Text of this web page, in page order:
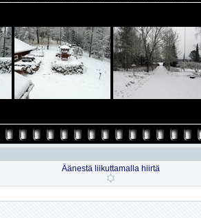
Äänestä liikuttamalla hiirtä